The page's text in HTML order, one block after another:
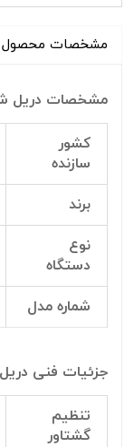
مشخصات محصول
مشخصات دریل
کشور
سازنده
برند
نوع
دستگاه
شماره مدل
جزئیات فنی
تنظیم
گشتاور